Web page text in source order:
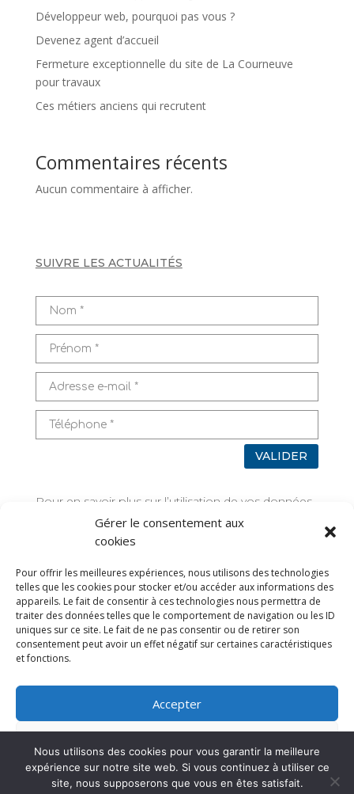
Gérer le consentement aux
cookies
Pour offrir les meilleures expériences, nous utilisons des technologies
telles que les cookies pour stocker et/ou accéder aux informations des
appareils. Le fait de consentir à ces technologies nous permettra de
traiter des données telles que le comportement de navigation ou les ID
uniques sur ce site. Le fait de ne pas consentir ou de retirer son
consentement peut avoir un effet négatif sur certaines caractéristiques
et fonctions.
Accepter
Voir les préférences
Développeur web, pourquoi pas vous ?
Devenez agent d’accueil
Fermeture exceptionnelle du site de La Courneuve
pour travaux
Ces métiers anciens qui recrutent
Commentaires récents
Aucun commentaire à afficher.
SUIVRE LES ACTUALITÉS
VALIDER
Pour en savoir plus sur l’utilisation de vos données,
rendez-vous surMentions légales
Nous utilisons des cookies pour vous garantir la meilleure
expérience sur notre site web. Si vous continuez à utiliser ce
site, nous supposerons que vous en êtes satisfait.